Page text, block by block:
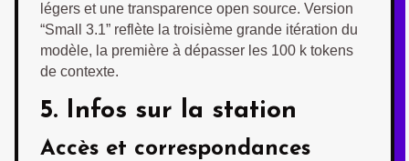
légers et une transparence open source. Version
“Small 3.1” reflète la troisième grande itération du
modèle, la première à dépasser les 100 k tokens
de contexte.
5. Infos sur la station
Accès et correspondances